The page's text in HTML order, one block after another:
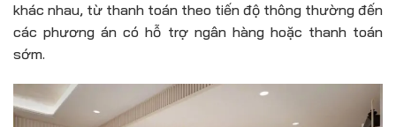
khác nhau, từ thanh toán theo tiến độ thông thường đến
các phương án có hỗ trợ ngân hàng hoặc thanh toán
sớm.